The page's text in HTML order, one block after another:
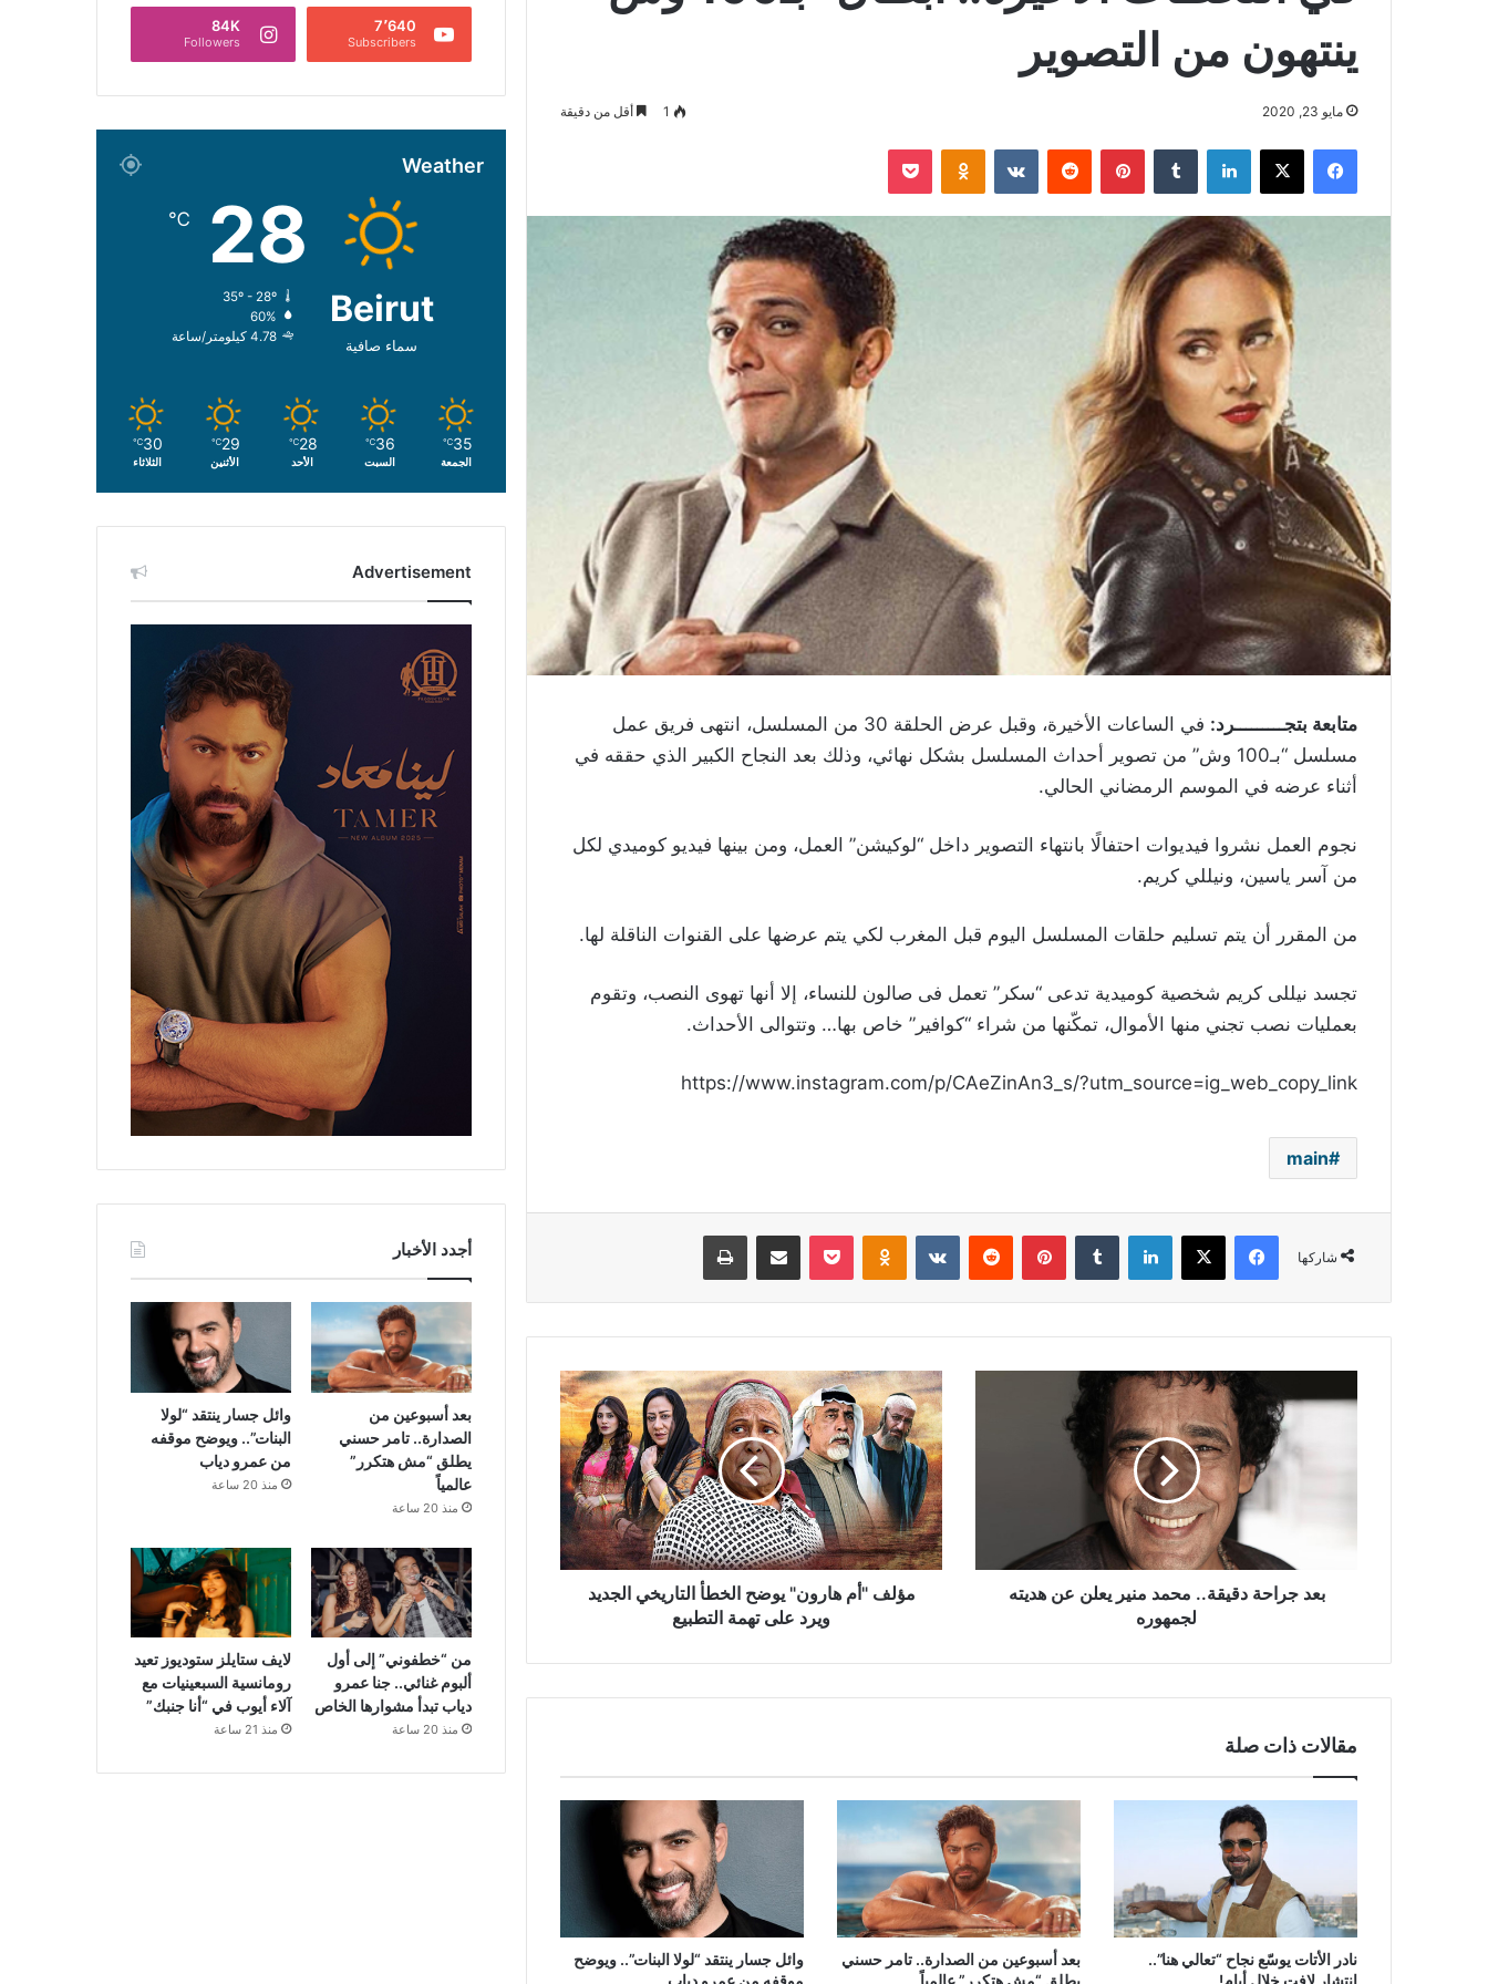
ينتهون من التصوير
مايو 23, 2020 1 أقل من دقيقة
فيسبوك ‫X لينكدإن بينتيريست Odnoklassniki
‫Pocket
متابعة بتجـــــــــرد:
في الساعات الأخيرة، وقبل عرض الحلقة 30 من المسلسل، انتهى فريق عمل
مسلسل “بـ100 وش” من تصوير أحداث المسلسل بشكل نهائي، وذلك بعد النجاح الكبير الذي حققه في
أثناء عرضه في الموسم الرمضاني الحالي.
نجوم العمل نشروا فيديوات احتفالًا بانتهاء التصوير داخل “لوكيشن” العمل، ومن بينها فيديو كوميدي لكل
من آسر ياسين، ونيللي كريم.
من المقرر أن يتم تسليم حلقات المسلسل اليوم قبل المغرب لكي يتم عرضها على القنوات الناقلة لها.
تجسد نيللى كريم شخصية كوميدية تدعى “سكر” تعمل فى صالون للنساء، إلا أنها تهوى النصب، وتقوم
بعمليات نصب تجني منها الأموال، تمكّنها من شراء “كوافير” خاص بها… وتتوالى الأحداث.
https://www.instagram.com/p/CAeZinAn3_s/?utm_source=ig_web_copy_link
main
شاركها
فيسبوك ‫X لينكدإن بينتيريست Odnoklassniki
‫Pocket مشاركة عبر البريد طباعة
جراحة
بعد جراحة دقيقة.. محمد منير يعلن عن هديته
لجمهوره
مؤلف
"أم
هارون"
يوضح
الخطأ
التاريخي
الجديد
ويرد
على
مؤلف "أم هارون" يوضح الخطأ التاريخي الجديد
ويرد على تهمة التطبيع
مقالات ذات صلة
نادر الأتات يوسّع نجاح “تعالي هنا”..
بعد أسبوعين من الصدارة.. تامر حسني
وائل جسار ينتقد “لولا البنات”.. ويوضح
7٬640
Subscribers
84K
Followers
Weather
Beirut
سماء صافية
28
℃
35º - 28º
60%
4.78 كيلومتر/ساعة
35
℃
الجمعة
36
℃
السبت
28
℃
الأحد
29
℃
الأثنين
30
℃
الثلاثاء
Advertisement
أجدد الأخبار
بعد أسبوعين من
الصدارة.. تامر حسني
يطلق “مش هتكرر”
عالمياً
منذ 20 ساعة
وائل جسار ينتقد “لولا
البنات”.. ويوضح موقفه
من عمرو دياب
منذ 20 ساعة
من “خطفوني” إلى أول
ألبوم غنائي.. جنا عمرو
دياب تبدأ مشوارها الخاص
منذ 20 ساعة
لايف ستايلز ستوديوز تعيد
رومانسية السبعينيات مع
آلاء أيوب في “أنا جنبك”
منذ 21 ساعة